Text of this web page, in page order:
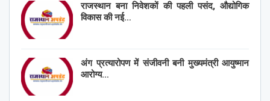
राजस्थान बना निवेशकों की पहली पसंद, औद्योगिक
विकास की नई…
अंग प्रत्यारोपण में संजीवनी बनी मुख्यमंत्री आयुष्मान
आरोग्य…